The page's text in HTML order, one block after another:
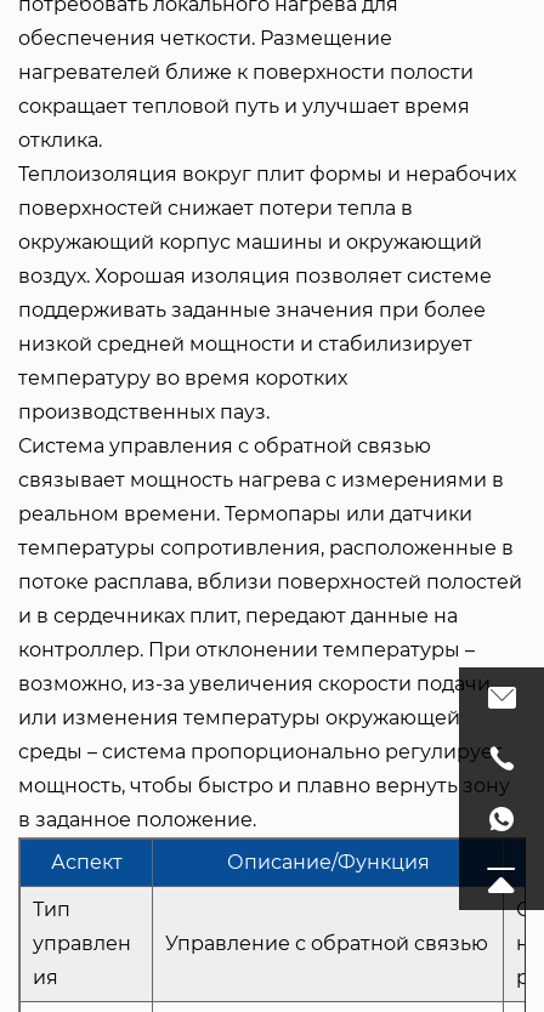
обеспечения четкости. Размещение
нагревателей ближе к поверхности полости
сокращает тепловой путь и улучшает время
отклика.
Теплоизоляция вокруг плит формы и нерабочих
поверхностей снижает потери тепла в
окружающий корпус машины и окружающий
воздух. Хорошая изоляция позволяет системе
поддерживать заданные значения при более
низкой средней мощности и стабилизирует
температуру во время коротких
производственных пауз.
Система управления с обратной связью
связывает мощность нагрева с измерениями в
реальном времени. Термопары или датчики
температуры сопротивления, расположенные в
потоке расплава, вблизи поверхностей полостей
и в сердечниках плит, передают данные на
контроллер. При отклонении температуры –
возможно, из-за увеличения скорости подачи
или изменения температуры окружающей
среды – система пропорционально регулирует
мощность, чтобы быстро и плавно вернуть зону
в заданное положение.
Аспект
Описание/Функция
Тип
управлен
ия
Управление с обратной связью